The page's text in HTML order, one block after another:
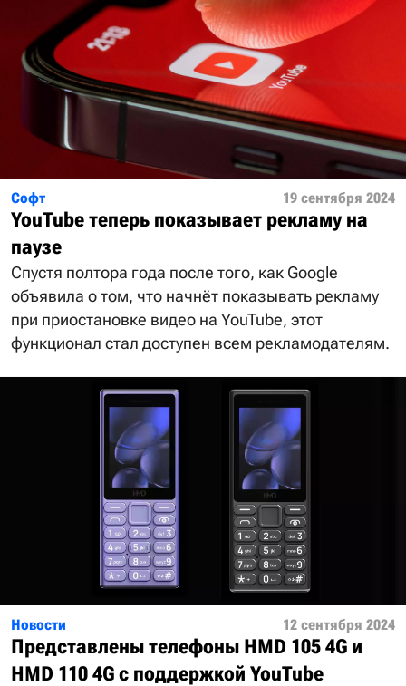
Софт 19 сентября 2024
YouTube теперь показывает рекламу на
паузе
Спустя полтора года после того, как Google
объявила о том, что начнёт показывать рекламу
при приостановке видео на YouTube, этот
функционал стал доступен всем рекламодателям.
Новости 12 сентября 2024
Представлены телефоны HMD 105 4G и
HMD 110 4G с поддержкой YouTube